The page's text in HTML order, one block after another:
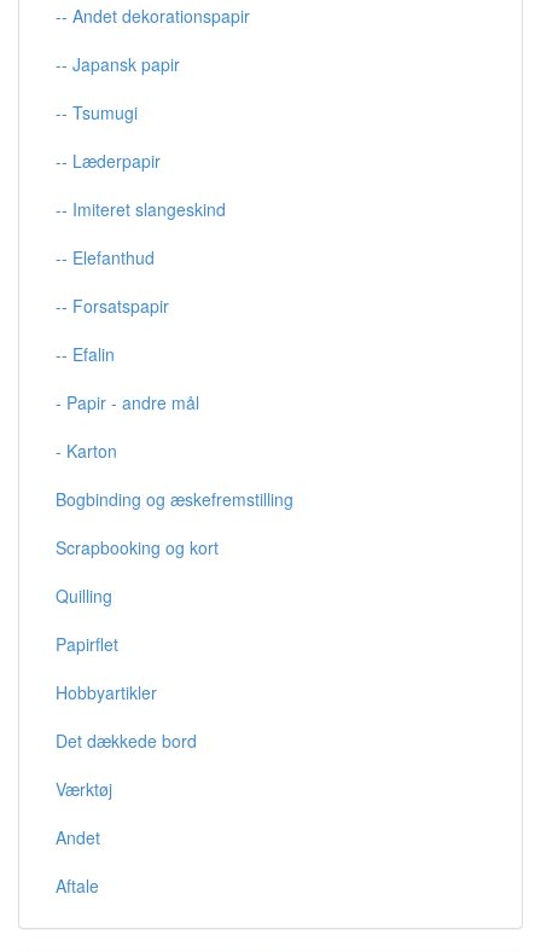
-- Andet dekorationspapir
-- Japansk papir
-- Tsumugi
-- Læderpapir
-- Imiteret slangeskind
-- Elefanthud
-- Forsatspapir
-- Efalin
- Papir - andre mål
- Karton
Bogbinding og æskefremstilling
Scrapbooking og kort
Quilling
Papirflet
Hobbyartikler
Det dækkede bord
Værktøj
Andet
Aftale